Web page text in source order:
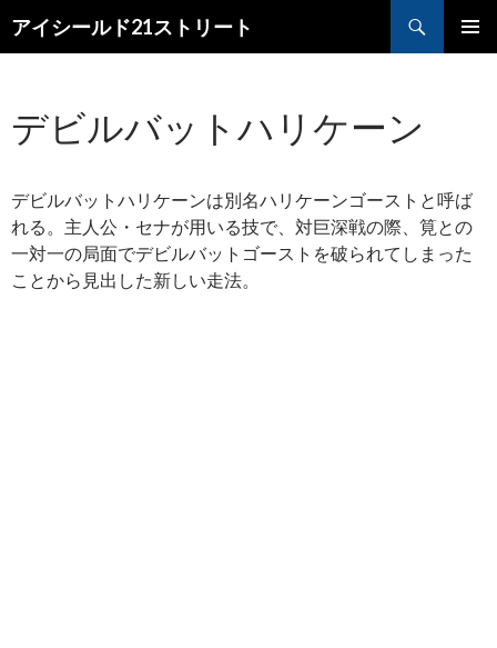
アイシールド21ストリート
索
メ
ニ
ュ
ン
ツ
キ
ッ
プ
デビルバットハリケーン
デビルバットハリケーンは別名ハリケーンゴーストと呼ば
れる。主人公・セナが用いる技で、対巨深戦の際、筧との
一対一の局面でデビルバットゴーストを破られてしまった
ことから見出した新しい走法。